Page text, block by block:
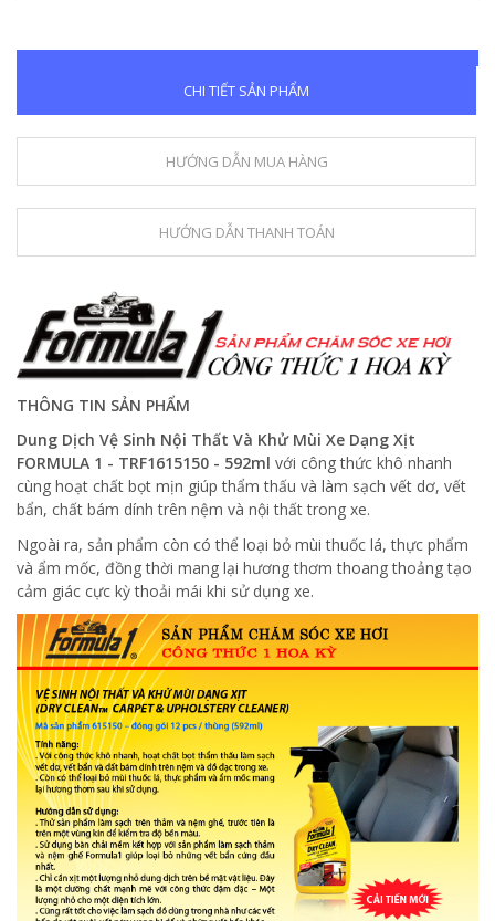
CHI TIẾT SẢN PHẨM
HƯỚNG DẪN MUA HÀNG
HƯỚNG DẪN THANH TOÁN
THÔNG TIN SẢN PHẨM
Dung Dịch Vệ Sinh Nội Thất Và Khử Mùi Xe Dạng Xịt
FORMULA 1 - TRF1615150 - 592ml với công thức khô nhanh
cùng hoạt chất bọt mịn giúp thẩm thấu và làm sạch vết dơ, vết
bẩn, chất bám dính trên nệm và nội thất trong xe.
Ngoài ra, sản phẩm còn có thể loại bỏ mùi thuốc lá, thực phẩm
và ẩm mốc, đồng thời mang lại hương thơm thoang thoảng tạo
cảm giác cực kỳ thoải mái khi sử dụng xe.